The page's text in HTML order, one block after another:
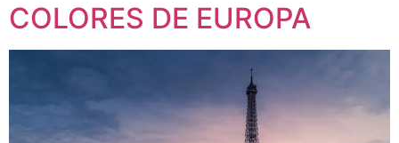
COLORES DE EUROPA